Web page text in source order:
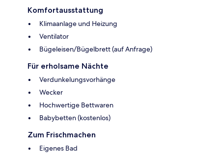
Komfortausstattung
Klimaanlage und Heizung
Ventilator
Bügeleisen/Bügelbrett (auf Anfrage)
Für erholsame Nächte
Verdunkelungsvorhänge
Wecker
Hochwertige Bettwaren
Babybetten (kostenlos)
Zum Frischmachen
Eigenes Bad